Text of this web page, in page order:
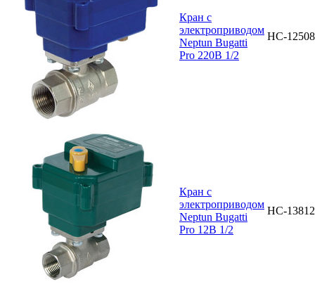
Кран с
электроприводом
Neptun Bugatti
Pro 220B 1/2
НС-
Кран с
электроприводом
Neptun Bugatti
Pro 12В 1/2
НС-